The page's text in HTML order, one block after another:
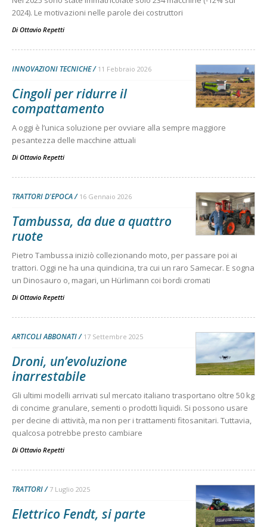
2024). Le motivazioni nelle parole dei costruttori
Di Ottavio Repetti
INNOVAZIONI TECNICHE 11 Febbraio 2026
Cingoli per ridurre il
compattamento
A oggi è l’unica soluzione per ovviare alla sempre maggiore
pesantezza delle macchine attuali
Di Ottavio Repetti
TRATTORI D'EPOCA 16 Gennaio 2026
Tambussa, da due a quattro
ruote
Pietro Tambussa iniziò collezionando moto, per passare poi ai
trattori. Oggi ne ha una quindicina, tra cui un raro Samecar. E sogna
un Dinosauro o, magari, un Hürlimann coi bordi cromati
Di Ottavio Repetti
ARTICOLI ABBONATI 17 Settembre 2025
Droni, un’evoluzione
inarrestabile
Gli ultimi modelli arrivati sul mercato italiano trasportano oltre 50 kg
di concime granulare, sementi o prodotti liquidi. Si possono usare
per decine di attività, ma non per i trattamenti fitosanitari. Tuttavia,
qualcosa potrebbe presto cambiare
Di Ottavio Repetti
TRATTORI 7 Luglio 2025
Elettrico Fendt, si parte